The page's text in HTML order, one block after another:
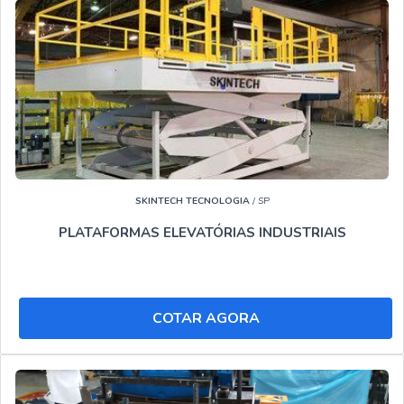
apenas lucratividade, deve oferecer produtos e serviços
que tenham ótima qualidade e excelente custo-benefício,
pequenos detalhes mas de grande valia para saber a
procedência e seriedade da empresa.
É por estes motivos que o Soluções Industriais é
precursora em tecnologia quando exploramos o segmento
de Aluguel de plataforma. Aqui o objetivo é disponibilizar
sempre a melhor opção para seus clientes.
Então não perca tempo,solicite seu orçamento agora
mesmo com nossa equipe através de nossos canais para
chat com atendimento humano e terão o maior prazer em
auxiliar com suas dúvidas.
OUTRAS INFORMAÇÕES SOBRE O SOLUÇÕES
INDUSTRIAIS:
No Soluções Industriais você encontra a solução que
SKINTECH TECNOLOGIA/ SP
PLATAFORMAS ELEVATÓRIAS INDUSTRIAIS
COTAR AGORA